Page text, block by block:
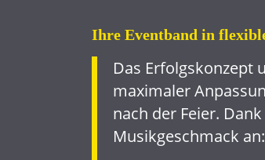
Ihre Eventband in
Das Erfolgskonzept
maximaler
nach der Feier.
Musikgeschmack an: